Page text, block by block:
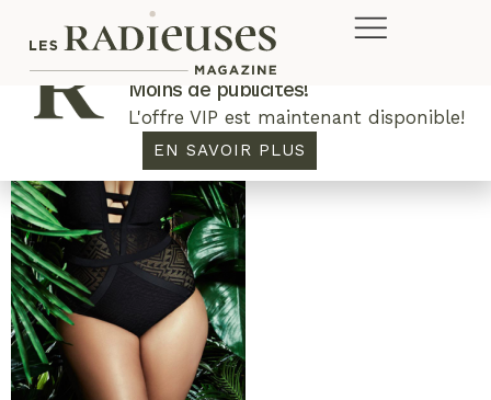
Plus de concours. Plus de rabais.
Moins de publicités!
L'offre VIP est maintenant disponible!
EN SAVOIR PLUS